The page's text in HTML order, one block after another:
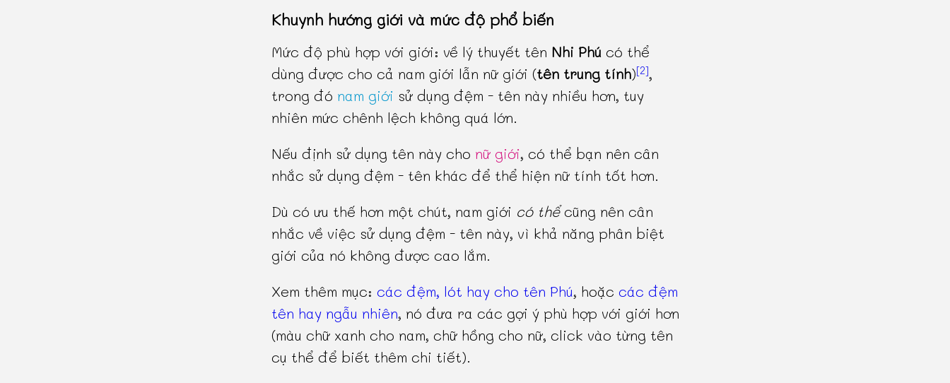
Khuynh hướng giới và mức độ phổ biến
Mức độ phù hợp với giới: về lý thuyết tên Nhi Phú có thể
dùng được cho cả nam giới lẫn nữ giới (tên trung tính)[2],
trong đó nam giới sử dụng đệm - tên này nhiều hơn, tuy
nhiên mức chênh lệch không quá lớn.
Nếu định sử dụng tên này cho nữ giới, có thể bạn nên cân
nhắc sử dụng đệm - tên khác để thể hiện nữ tính tốt hơn.
Dù có ưu thế hơn một chút, nam giới có thểcũng nên cân
nhắc về việc sử dụng đệm - tên này, vì khả năng phân biệt
giới của nó không được cao lắm.
Xem thêm mục: các đệm, lót hay cho tên Phú, hoặc các đệm
tên hay ngẫu nhiên, nó đưa ra các gợi ý phù hợp với giới hơn
(màu chữ xanh cho nam, chữ hồng cho nữ, click vào từng tên
cụ thể để biết thêm chi tiết).